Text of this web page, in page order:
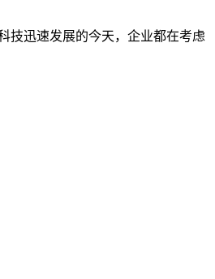
技迅速发展的今天，企业都在考虑